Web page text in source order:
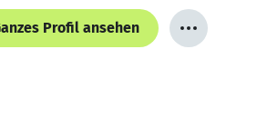
Profil ansehen